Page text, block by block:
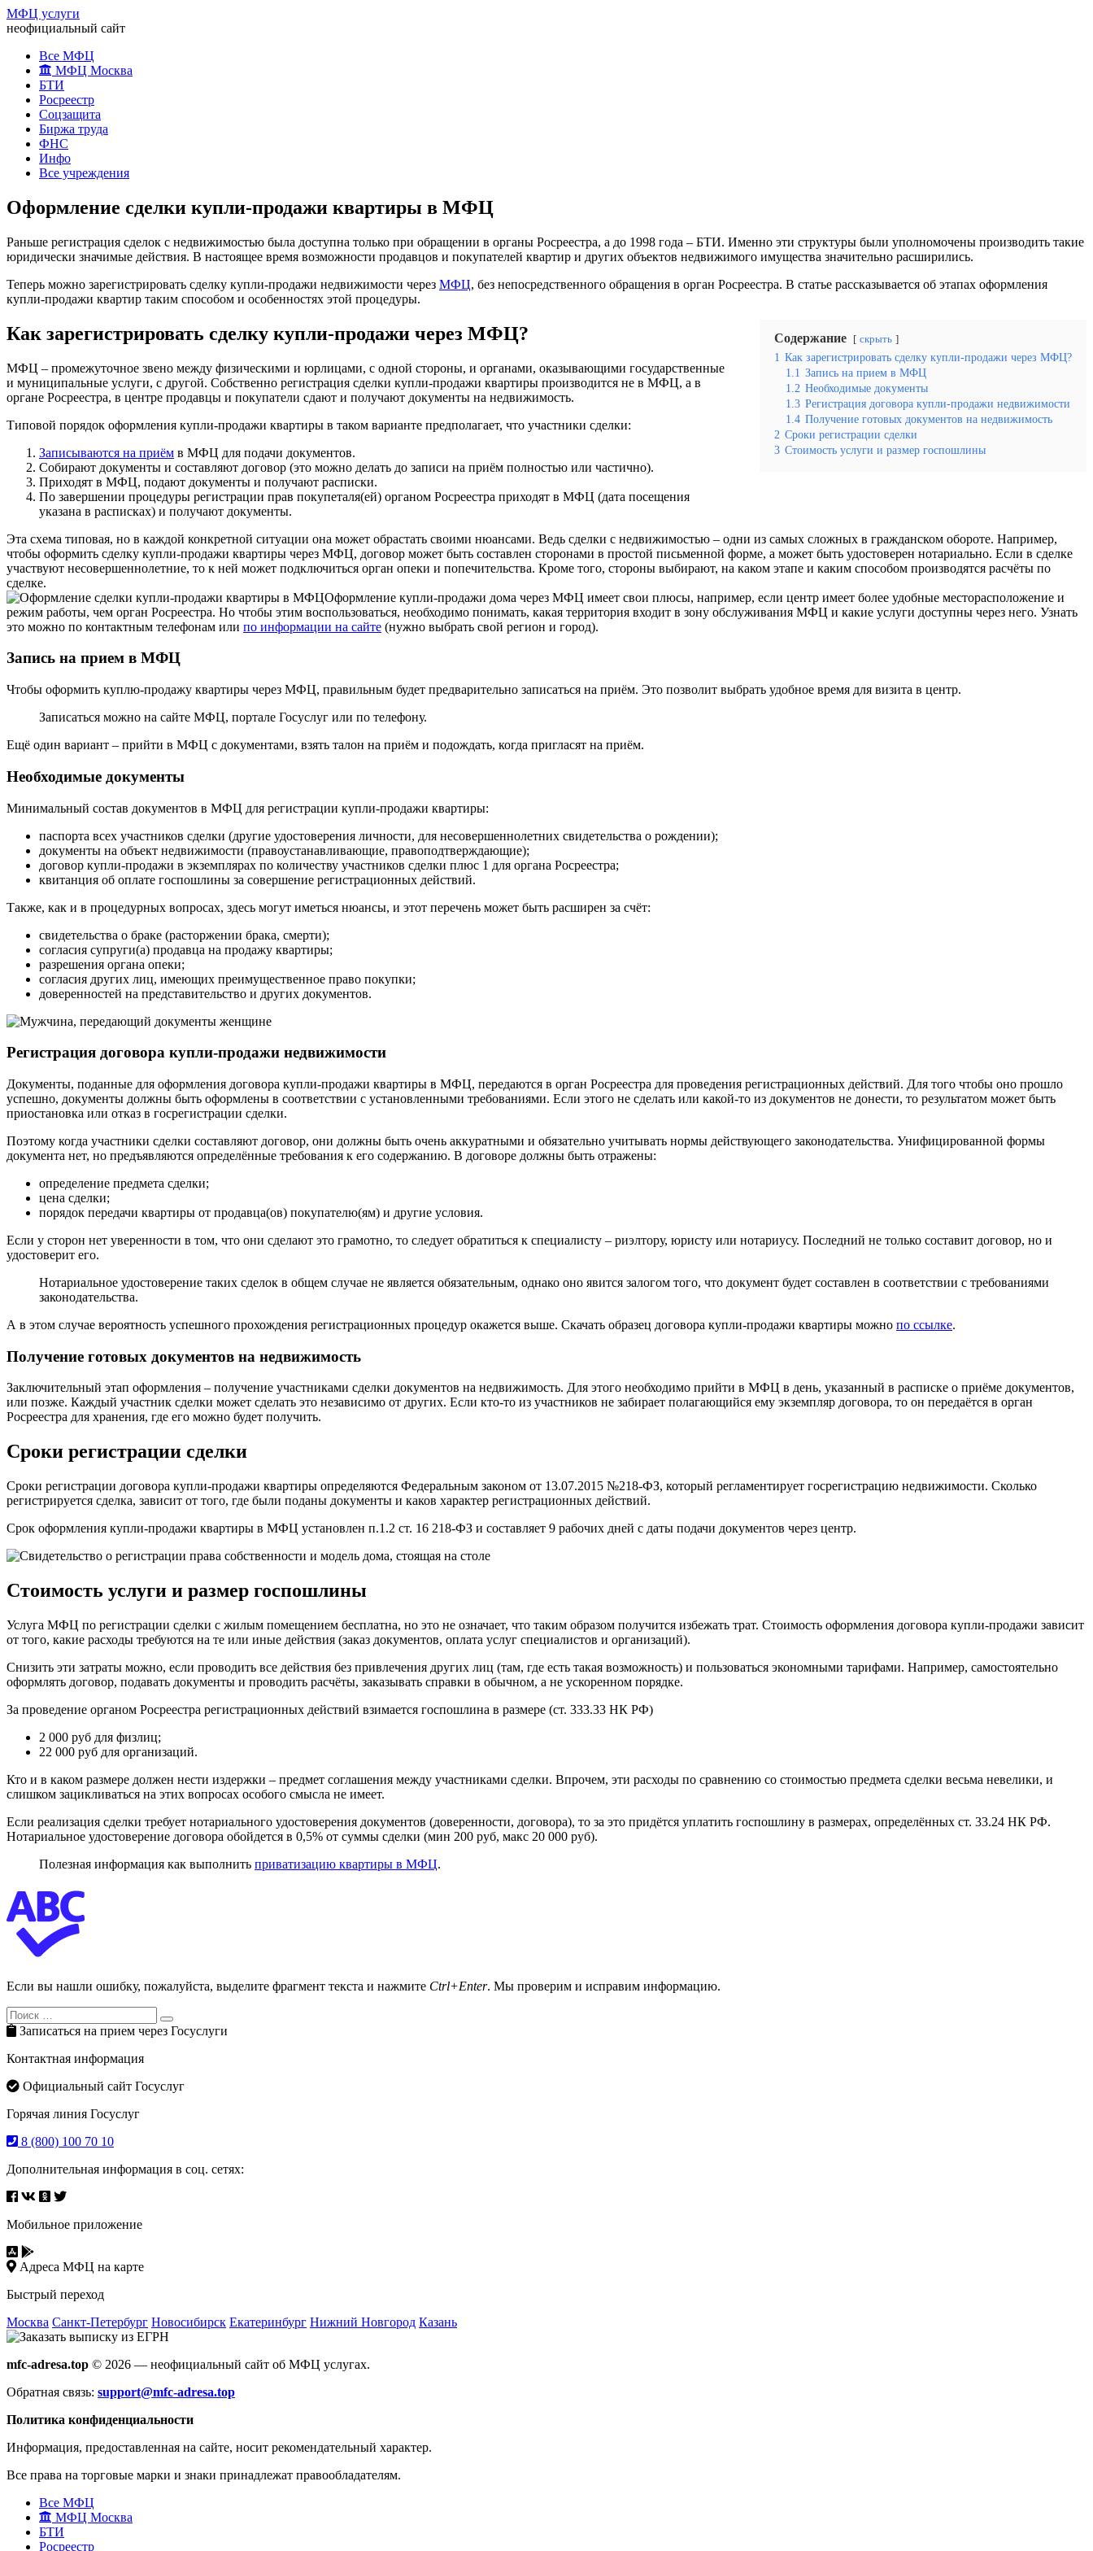
МФЦ услуги
неофициальный сайт
Все МФЦ
МФЦ Москва
БТИ
Росреестр
Соцзащита
Биржа труда
ФНС
Инфо
Все учреждения
Оформление сделки купли-продажи квартиры в МФЦ
Раньше регистрация сделок с недвижимостью была доступна только при обращении в органы Росреестра, а до 1998 года – БТИ. Именно эти структуры были уполномочены производить такие
юридически значимые действия. В настоящее время возможности продавцов и покупателей квартир и других объектов недвижимого имущества значительно расширились.
Теперь можно зарегистрировать сделку купли-продажи недвижимости через МФЦ, без непосредственного обращения в орган Росреестра. В статье рассказывается об этапах оформления
купли-продажи квартир таким способом и особенностях этой процедуры.
Содержание скрыть
1 Как зарегистрировать сделку купли-продажи через МФЦ?
1.1 Запись на прием в МФЦ
1.2 Необходимые документы
1.3 Регистрация договора купли-продажи недвижимости
1.4 Получение готовых документов на недвижимость
2 Сроки регистрации сделки
3 Стоимость услуги и размер госпошлины
Как зарегистрировать сделку купли-продажи через МФЦ?
МФЦ – промежуточное звено между физическими и юрлицами, с одной стороны, и органами, оказывающими государственные
и муниципальные услуги, с другой. Собственно регистрация сделки купли-продажи квартиры производится не в МФЦ, а в
органе Росреестра, в центре продавцы и покупатели сдают и получают документы на недвижимость.
Типовой порядок оформления купли-продажи квартиры в таком варианте предполагает, что участники сделки:
Записываются на приём в МФЦ для подачи документов.
Собирают документы и составляют договор (это можно делать до записи на приём полностью или частично).
Приходят в МФЦ, подают документы и получают расписки.
По завершении процедуры регистрации прав покупеталя(ей) органом Росреестра приходят в МФЦ (дата посещения
указана в расписках) и получают документы.
Эта схема типовая, но в каждой конкретной ситуации она может обрастать своими нюансами. Ведь сделки с недвижимостью – одни из самых сложных в гражданском обороте. Например,
чтобы оформить сделку купли-продажи квартиры через МФЦ, договор может быть составлен сторонами в простой письменной форме, а может быть удостоверен нотариально. Если в сделке
участвуют несовершеннолетние, то к ней может подключиться орган опеки и попечительства. Кроме того, стороны выбирают, на каком этапе и каким способом производятся расчёты по
сделке.
Оформление купли-продажи дома через МФЦ имеет свои плюсы, например, если центр имеет более удобные месторасположение и
режим работы, чем орган Росреестра. Но чтобы этим воспользоваться, необходимо понимать, какая территория входит в зону обслуживания МФЦ и какие услуги доступны через него. Узнать
это можно по контактным телефонам или по информации на сайте (нужно выбрать свой регион и город).
Запись на прием в МФЦ
Чтобы оформить куплю-продажу квартиры через МФЦ, правильным будет предварительно записаться на приём. Это позволит выбрать удобное время для визита в центр.
Записаться можно на сайте МФЦ, портале Госуслуг или по телефону.
Ещё один вариант – прийти в МФЦ с документами, взять талон на приём и подождать, когда пригласят на приём.
Необходимые документы
Минимальный состав документов в МФЦ для регистрации купли-продажи квартиры:
паспорта всех участников сделки (другие удостоверения личности, для несовершеннолетних свидетельства о рождении);
документы на объект недвижимости (правоустанавливающие, правоподтверждающие);
договор купли-продажи в экземплярах по количеству участников сделки плюс 1 для органа Росреестра;
квитанция об оплате госпошлины за совершение регистрационных действий.
Также, как и в процедурных вопросах, здесь могут иметься нюансы, и этот перечень может быть расширен за счёт:
свидетельства о браке (расторжении брака, смерти);
согласия супруги(а) продавца на продажу квартиры;
разрешения органа опеки;
согласия других лиц, имеющих преимущественное право покупки;
доверенностей на представительство и других документов.
Регистрация договора купли-продажи недвижимости
Документы, поданные для оформления договора купли-продажи квартиры в МФЦ, передаются в орган Росреестра для проведения регистрационных действий. Для того чтобы оно прошло
успешно, документы должны быть оформлены в соответствии с установленными требованиями. Если этого не сделать или какой-то из документов не донести, то результатом может быть
приостановка или отказ в госрегистрации сделки.
Поэтому когда участники сделки составляют договор, они должны быть очень аккуратными и обязательно учитывать нормы действующего законодательства. Унифицированной формы
документа нет, но предъявляются определённые требования к его содержанию. В договоре должны быть отражены:
определение предмета сделки;
цена сделки;
порядок передачи квартиры от продавца(ов) покупателю(ям) и другие условия.
Если у сторон нет уверенности в том, что они сделают это грамотно, то следует обратиться к специалисту – риэлтору, юристу или нотариусу. Последний не только составит договор, но и
удостоверит его.
Нотариальное удостоверение таких сделок в общем случае не является обязательным, однако оно явится залогом того, что документ будет составлен в соответствии с требованиями
законодательства.
А в этом случае вероятность успешного прохождения регистрационных процедур окажется выше. Скачать образец договора купли-продажи квартиры можно по ссылке.
Получение готовых документов на недвижимость
Заключительный этап оформления – получение участниками сделки документов на недвижимость. Для этого необходимо прийти в МФЦ в день, указанный в расписке о приёме документов,
или позже. Каждый участник сделки может сделать это независимо от других. Если кто-то из участников не забирает полагающийся ему экземпляр договора, то он передаётся в орган
Росреестра для хранения, где его можно будет получить.
Сроки регистрации сделки
Сроки регистрации договора купли-продажи квартиры определяются Федеральным законом от 13.07.2015 №218-ФЗ, который регламентирует госрегистрацию недвижимости. Сколько
регистрируется сделка, зависит от того, где были поданы документы и каков характер регистрационных действий.
Срок оформления купли-продажи квартиры в МФЦ установлен п.1.2 ст. 16 218-ФЗ и составляет 9 рабочих дней с даты подачи документов через центр.
Стоимость услуги и размер госпошлины
Услуга МФЦ по регистрации сделки с жилым помещением бесплатна, но это не означает, что таким образом получится избежать трат. Стоимость оформления договора купли-продажи зависит
от того, какие расходы требуются на те или иные действия (заказ документов, оплата услуг специалистов и организаций).
Снизить эти затраты можно, если проводить все действия без привлечения других лиц (там, где есть такая возможность) и пользоваться экономными тарифами. Например, самостоятельно
оформлять договор, подавать документы и проводить расчёты, заказывать справки в обычном, а не ускоренном порядке.
За проведение органом Росреестра регистрационных действий взимается госпошлина в размере (ст. 333.33 НК РФ)
2 000 руб для физлиц;
22 000 руб для организаций.
Кто и в каком размере должен нести издержки – предмет соглашения между участниками сделки. Впрочем, эти расходы по сравнению со стоимостью предмета сделки весьма невелики, и
слишком зацикливаться на этих вопросах особого смысла не имеет.
Если реализация сделки требует нотариального удостоверения документов (доверенности, договора), то за это придётся уплатить госпошлину в размерах, определённых ст. 33.24 НК РФ.
Нотариальное удостоверение договора обойдется в 0,5% от суммы сделки (мин 200 руб, макс 20 000 руб).
Полезная информация как выполнить приватизацию квартиры в МФЦ.
Если вы нашли ошибку, пожалуйста, выделите фрагмент текста и нажмите Ctrl+Enter. Мы проверим и исправим информацию.
Search
for:
Search
Записаться на прием через Госуслуги
Контактная информация
Официальный сайт Госуслуг
Горячая линия Госуслуг
8 (800) 100 70 10
Дополнительная информация в соц. сетях:
Мобильное приложение
Адреса МФЦ на карте
Быстрый переход
Москва Санкт-Петербург Новосибирск Екатеринбург Нижний Новгород Казань
mfc-adresa.top © 2026 — неофициальный сайт об МФЦ услугах.
Обратная связь: support@mfc-adresa.top
Политика конфиденциальности
Информация, предоставленная на сайте, носит рекомендательный характер.
Все права на торговые марки и знаки принадлежат правообладателям.
Все МФЦ
МФЦ Москва
БТИ
Росреестр